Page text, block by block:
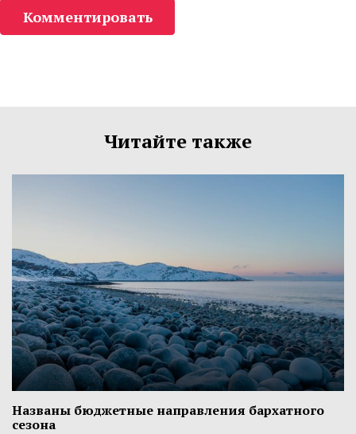
Комментировать
Читайте также
Названы бюджетные направления бархатного
сезона